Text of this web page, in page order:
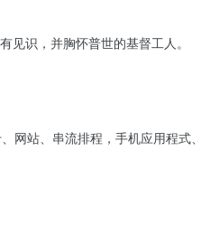
见识，并胸怀普世的基督工人。
网站、串流排程，手机应用程式、